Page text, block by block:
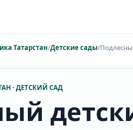
Татарстан/Детские сады/
· ДЕТСКИЙ САД